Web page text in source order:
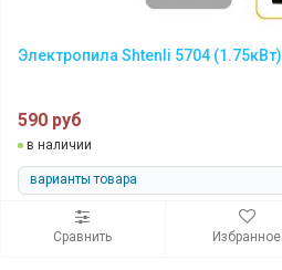
Электропила Shtenli 5704 (1.75кВт)
590 руб
в наличии
варианты товара
Сравнить Избранное